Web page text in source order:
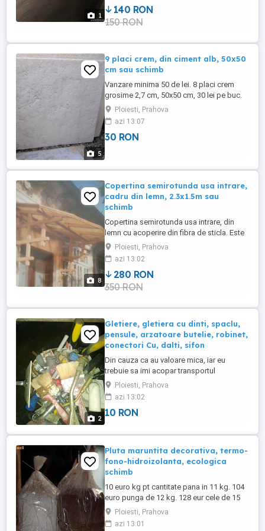
1
140 RON
150 RON
5
9 placi crem, din ciment alb, 50x50
cm sau schimb
Vanzare minima 50 de lei. 8 placi crem
grosime 2,7 cm, 50x50 cm, 30 lei pe buc.
Una este 4,5 cm grosime si 40x60cm - 40
lei. Pretul este fix. Livrarea se face in zona
BCRS central. 270 de lei toate. Nu se trimit
aceste produse. Fac si schimburi cu
Ploiesti, Prahova
azi 13:07
30 RON
8
Copertina semirotunda usa intrare,
cadru din lemn, 2.3x1.5m sau
schimb
Copertina semirotunda usa intrare, din
lemn cu acoperire din fibra de sticla. Este
demontata in momentul de fata, completa
si in stare buna. 5 din capetele lemnelor
mai scurte, cele care au fost spre margine
au putrezit cca. 3-5 cm. Se pot scurta sau
se inlocuieste doar capatul. Dimensiuni
Ploiesti, Prahova
azi 13:02
280 RON
350 RON
2
Gletiere, gletiera cu dinti, spaclu,
pensule, arzatoare butelie, robinet,
conectori Cu, dalti, sifon
Din cauza ca au valoare mica, iar eu
trebuie sa imi acopar transportul
deplasarea si timpul, vanzarea minima
este de 50 lei. Puteti lua gletierele drisca si
sa combinati cu altceva din poza sau alte
anunturi ale mele, important este sa fie
folosite, dar in ...
Ploiesti, Prahova
azi 13:02
10 RON
Pluta maruntita decorativa, termo-
fono-hidroizolanta, ecologica
schimb
10 euro kg pt cantitate pana in 11 kg. 104
euro punga de 12 kg. 128 eur cele de 15
kg. 2400 eur toata cantitatea, cca. 280 kg.
Preturi fixe. Fac schimburi. Cursul eur BNR
Ploiesti, Prahova
azi 13:01